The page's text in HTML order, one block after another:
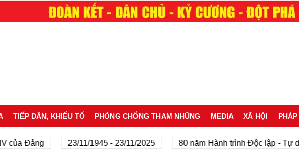
TIẾP DÂN, KHIẾU TỐ PHÒNG CHỐNG THAM NHŨNG MEDIA XÃ HỘI
Đảng 23/11/1945 - 23/11/2025 80 năm Hành trình Độc lập - Tự do -